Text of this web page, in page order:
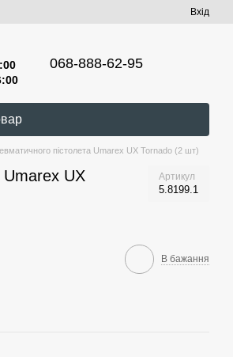
Вхід
068-888-62-95
пістолета Umarex UX Tornado (2 шт)
Umarex UX
Артикул
5.8199.1
В бажання